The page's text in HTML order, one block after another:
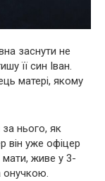
заснути не
її син Іван.
матері, якому
нього, як
він уже офіцер
мати, живе у 3-
онучкою.